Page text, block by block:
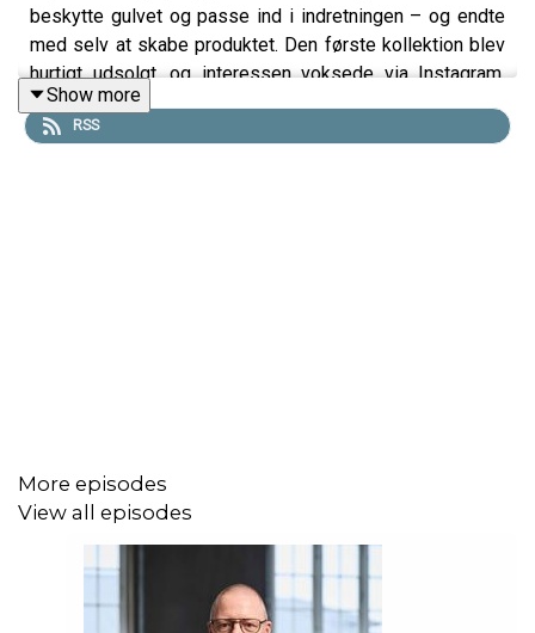
beskytte gulvet og passe ind i indretningen – og endte
med selv at skabe produktet. Den første kollektion blev
hurtigt udsolgt, og interessen voksede via Instagram.
Frederikke deltog i Løvens Hule, hvor hun præsenterede
sit koncept inspireret af datteren Everleigh. Selvom hun
Show more
RSS
More episodes
View all episodes